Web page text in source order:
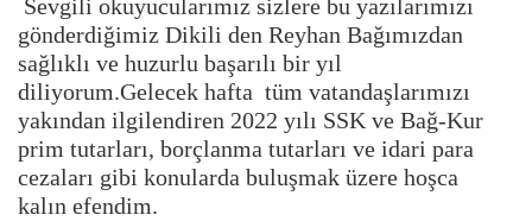
Sevgili okuyucularımız sizlere bu yazılarımızı
gönderdiğimiz Dikili den Reyhan Bağımızdan
sağlıklı ve huzurlu başarılı bir yıl
diliyorum.Gelecek hafta tüm vatandaşlarımızı
yakından ilgilendiren 2022 yılı SSK ve Bağ-Kur
prim tutarları, borçlanma tutarları ve idari para
cezaları gibi konularda buluşmak üzere hoşca
kalın efendim.